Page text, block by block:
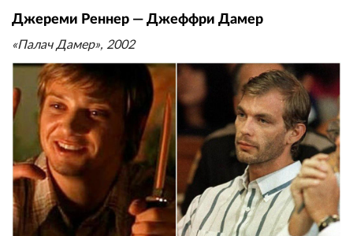
Джереми Реннер — Джеффри Дамер
«Палач Дамер», 2002